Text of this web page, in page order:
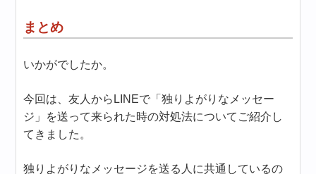
まとめ
いかがでしたか。
今回は、友人からLINEで「独りよがりなメッセー
ジ」を送って来られた時の対処法についてご紹介し
てきました。
独りよがりなメッセージを送る人に共通しているの